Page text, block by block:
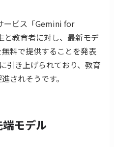
ービス「Gemini for
教育者に対し、最新モデ
料で提供することを発表
引き上げられており、教育
されそうです。
モデル